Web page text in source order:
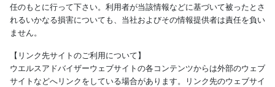
任のもとに行って下さい。利用者が当該情報などに基づいて被ったとさ
れるいかなる損害についても、当社およびその情報提供者は責任を負い
ません。
【リンク先サイトのご利用について】
ウエルスアドバイザーウェブサイトの各コンテンツからは外部のウェブ
サイトなどへリンクをしている場合があります。リンク先のウェブサイ